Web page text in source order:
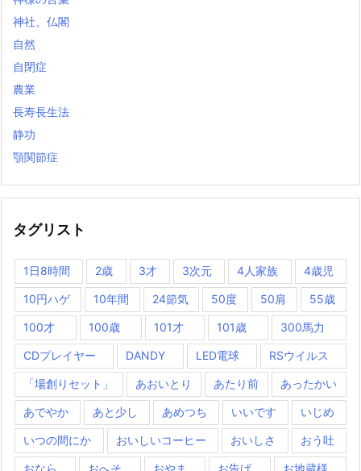
神社、仏閣
自然
自閉症
農業
長寿長生法
静功
顎関節症
タグリスト
1日8時間 2歳 3才 3次元 4人家族 4歳児
10円ハゲ 10年間 24節気 50度 50肩 55歳
100才 100歳 101才 101歳 300馬力
CDプレイヤー DANDY LED電球 RSウイルス
「場創りセット」 あおいとり あたり前 あったかい
あでやか あと少し あめつち いいです いじめ
いつの間にか おいしいコーヒー おいしさ おう吐
おなら おへそ おやま お告げ お地蔵様